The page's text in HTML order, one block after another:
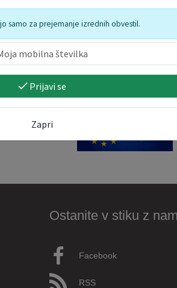
Ostanite v stiku z
Facebook
RSS
samo za prejemanje izrednih obvestil.
Prijavi se
Zapri